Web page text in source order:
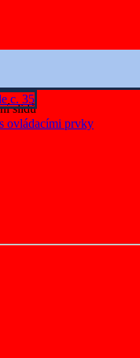
slidů
ovládacími prvky